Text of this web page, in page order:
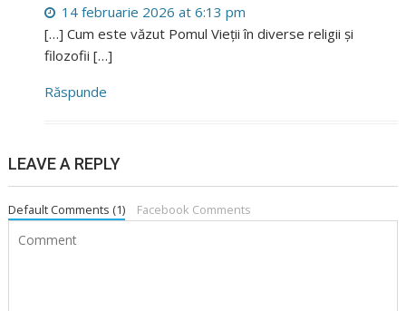
14 februarie 2026 at 6:13 pm
[…] Cum este văzut Pomul Vieții în diverse religii și
filozofii […]
Răspunde
LEAVE A REPLY
Default Comments (1) Facebook Comments